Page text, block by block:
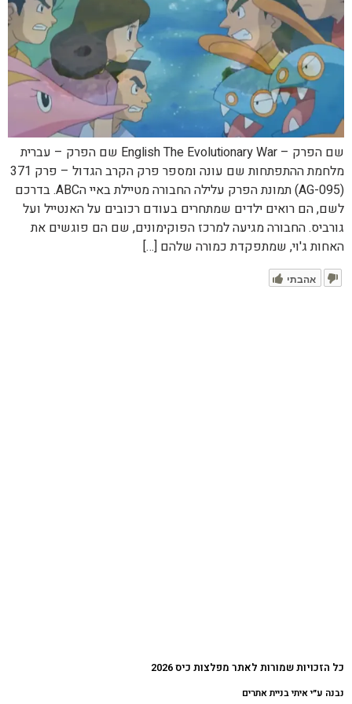
שם הפרק – English The Evolutionary War שם הפרק – עברית
מלחמת ההתפתחות שם עונה ומספר פרק הקרב הגדול – פרק 371
(AG-095) תמונת הפרק עלילה החבורה מטיילת באיי הABC. בדרכם
לשם, הם רואים ילדים שמתחרים בעודם רכובים על האנטייל ועל
גורביס. החבורה מגיעה למרכז הפוקימונים, שם הם פוגשים את
האחות ג'וי, שמתפקדת כמורה שלהם […]
אהבתי
כל הזכויות שמורות לאתר מפלצות כיס 2026
נבנה ע״י איתי בניית אתרים